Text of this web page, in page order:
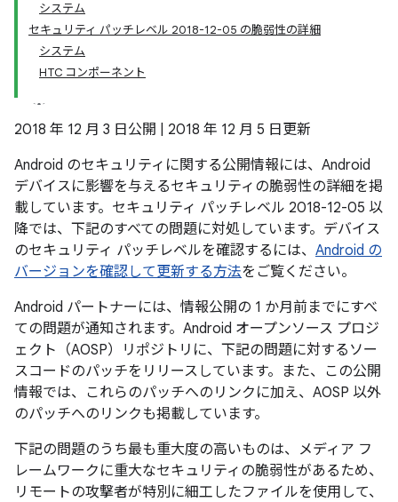
システム
セキュリティ パッチレベル 2018-12-05 の脆弱性の詳細
システム
HTC コンポーネント
2018 年 12 月 3 日公開 | 2018 年 12 月 5 日更新
Android のセキュリティに関する公開情報には、Android
デバイスに影響を与えるセキュリティの脆弱性の詳細を掲
載しています。セキュリティ パッチレベル 2018-12-05 以
降では、下記のすべての問題に対処しています。デバイス
のセキュリティ パッチレベルを確認するには、 Android の
バージョンを確認して更新する方法をご覧ください。
Android パートナーには、情報公開の 1 か月前までにすべ
ての問題が通知されます。Android オープンソース プロジ
ェクト（AOSP）リポジトリに、下記の問題に対するソー
スコードのパッチをリリースしています。また、この公開
情報では、これらのパッチへのリンクに加え、AOSP 以外
のパッチへのリンクも掲載しています。
下記の問題のうち最も重大度の高いものは、メディア フ
レームワークに重大なセキュリティの脆弱性があるため、
リモートの攻撃者が特別に細工したファイルを使用して、